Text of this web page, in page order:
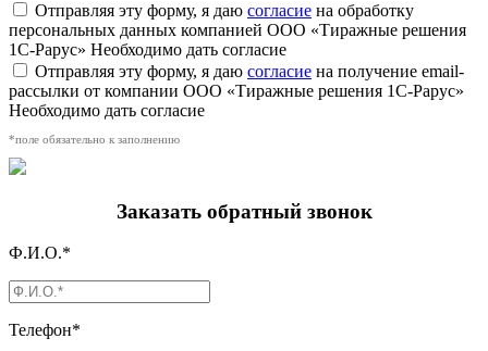
Отправляя эту форму, я даю согласие на обработку
персональных данных компанией ООО «Тиражные решения
1С-Рарус» Необходимо дать согласие
Отправляя эту форму, я даю согласие на получение email-
рассылки от компании ООО «Тиражные решения 1С-Рарус»
Необходимо дать согласие
*поле обязательно к заполнению
Заказать обратный звонок
Ф.И.О.*
Телефон*